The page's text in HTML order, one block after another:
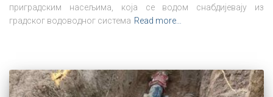
приградским насељима, која се водом снабдијевају из
градског водоводног система Read more…